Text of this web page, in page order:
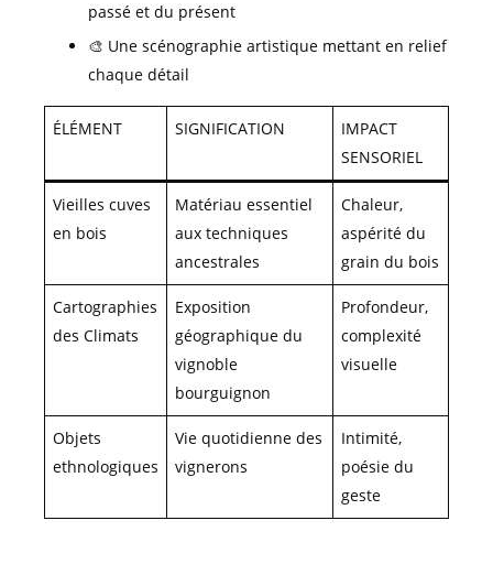
passé et du présent
🎨 Une scénographie artistique mettant en relief
chaque détail
ÉLÉMENT SIGNIFICATION
IMPACT
SENSORIEL
Vieilles cuves
en bois
Matériau essentiel
aux techniques
ancestrales
Chaleur,
aspérité du
grain du bois
Cartographies
des Climats
Exposition
géographique du
vignoble
bourguignon
Profondeur,
complexité
visuelle
Objets
ethnologiques
Vie quotidienne des
vignerons
Intimité,
poésie du
geste